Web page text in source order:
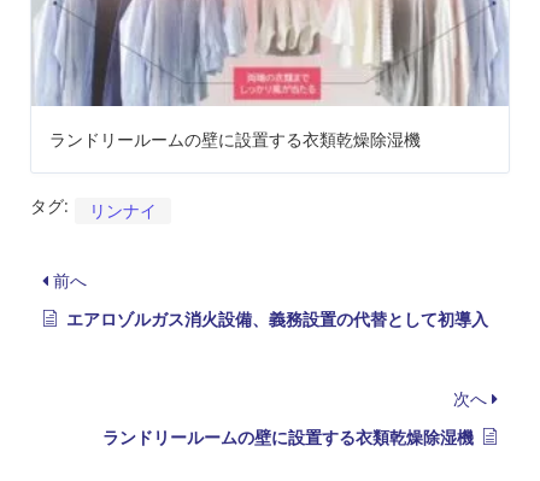
ランドリールームの壁に設置する衣類乾燥除湿機
タグ: リンナイ
前へ
エアロゾルガス消火設備、義務設置の代替として初導入
次へ
ランドリールームの壁に設置する衣類乾燥除湿機